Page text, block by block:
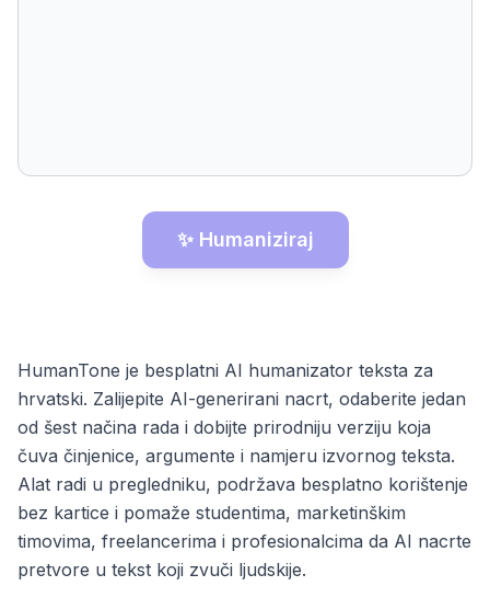
✨ Humaniziraj
HumanTone je besplatni AI humanizator teksta za
hrvatski. Zalijepite AI-generirani nacrt, odaberite jedan
od šest načina rada i dobijte prirodniju verziju koja
čuva činjenice, argumente i namjeru izvornog teksta.
Alat radi u pregledniku, podržava besplatno korištenje
bez kartice i pomaže studentima, marketinškim
timovima, freelancerima i profesionalcima da AI nacrte
pretvore u tekst koji zvuči ljudskije.